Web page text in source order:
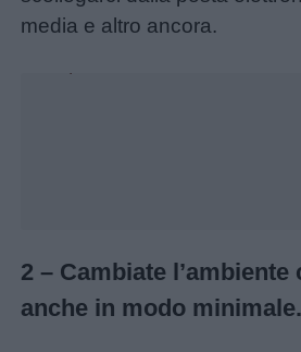
giornate
Nomi
maschili
media e altro ancora.
2 – Cambiate
anche in modo minimale.